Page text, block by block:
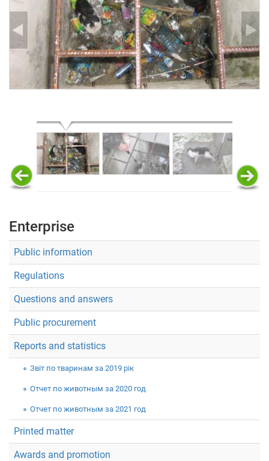
Enterprise
Public information
Regulations
Questions and answers
Public procurement
Reports and statistics
Звiт по тваринам за 2019 рік
Отчет по животным за 2020 год
Отчет по животным за 2021 год
Printed matter
Awards and promotion